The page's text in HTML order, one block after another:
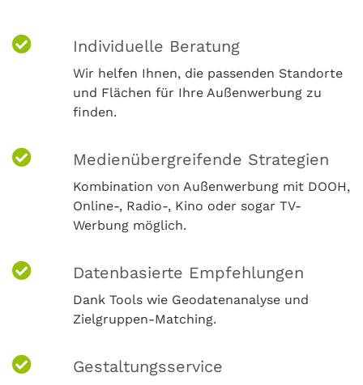
Individuelle Beratung
Wir helfen Ihnen, die passenden Standorte
und Flächen für Ihre Außenwerbung zu
finden.
Medienübergreifende Strategien
Kombination von Außenwerbung mit DOOH,
Online-, Radio-, Kino oder sogar TV-
Werbung möglich.
Datenbasierte Empfehlungen
Dank Tools wie Geodatenanalyse und
Zielgruppen-Matching.
Gestaltungsservice